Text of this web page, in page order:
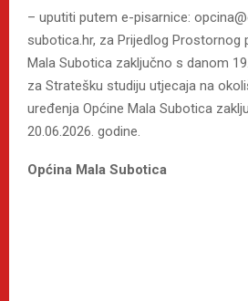
– uputiti putem e-pisarnice:
subotica.hr, za Prijedlog Prostornog
Mala Subotica zaključno s danom
za Stratešku studiju utjecaja na
uređenja Općine Mala Subotica
20.06.2026. godine.
Općina Mala Subotica